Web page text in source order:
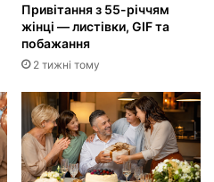
Привітання з 55-річчям
жінці — листівки, GIF та
побажання
2 тижні тому